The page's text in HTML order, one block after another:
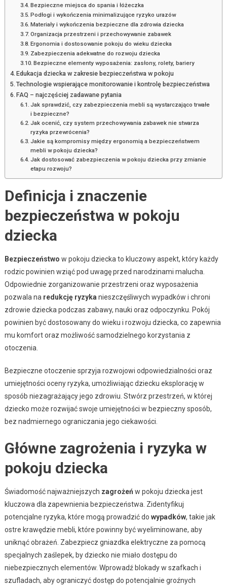
Bezpieczne miejsca do spania i łóżeczka
Podłogi i wykończenia minimalizujące ryzyko urazów
Materiały i wykończenia bezpieczne dla zdrowia dziecka
Organizacja przestrzeni i przechowywanie zabawek
Ergonomia i dostosowanie pokoju do wieku dziecka
Zabezpieczenia adekwatne do rozwoju dziecka
Bezpieczne elementy wyposażenia: zasłony, rolety, bariery
Edukacja dziecka w zakresie bezpieczeństwa w pokoju
Technologie wspierające monitorowanie i kontrolę bezpieczeństwa
FAQ – najczęściej zadawane pytania
Jak sprawdzić, czy zabezpieczenia mebli są wystarczająco trwałe
i bezpieczne?
Jak ocenić, czy system przechowywania zabawek nie stwarza
ryzyka przewrócenia?
Jakie są kompromisy między ergonomią a bezpieczeństwem
mebli w pokoju dziecka?
Jak dostosować zabezpieczenia w pokoju dziecka przy zmianie
etapu rozwoju?
Definicja i znaczenie
bezpieczeństwa w pokoju
dziecka
Bezpieczeństwo w pokoju dziecka to kluczowy aspekt, który każdy
rodzic powinien wziąć pod uwagę przed narodzinami malucha.
Odpowiednie zorganizowanie przestrzeni oraz wyposażenia
pozwala na redukcję ryzyka nieszczęśliwych wypadków i chroni
zdrowie dziecka podczas zabawy, nauki oraz odpoczynku. Pokój
powinien być dostosowany do wieku i rozwoju dziecka, co zapewnia
mu komfort oraz możliwość samodzielnego korzystania z
otoczenia.
Bezpieczne otoczenie sprzyja rozwojowi odpowiedzialności oraz
umiejętności oceny ryzyka, umożliwiając dziecku eksplorację w
sposób niezagrażający jego zdrowiu. Stwórz przestrzeń, w której
dziecko może rozwijać swoje umiejętności w bezpieczny sposób,
bez nadmiernego ograniczania jego ciekawości.
Główne zagrożenia i ryzyka w
pokoju dziecka
Świadomość najważniejszych zagrożeń w pokoju dziecka jest
kluczowa dla zapewnienia bezpieczeństwa. Zidentyfikuj
potencjalne ryzyka, które mogą prowadzić do wypadków, takie jak
ostre krawędzie mebli, które powinny być wyeliminowane, aby
uniknąć obrażeń. Zabezpiecz gniazdka elektryczne za pomocą
specjalnych zaślepek, by dziecko nie miało dostępu do
niebezpiecznych elementów. Wprowadź blokady w szafkach i
szufladach, aby ograniczyć dostęp do potencjalnie groźnych